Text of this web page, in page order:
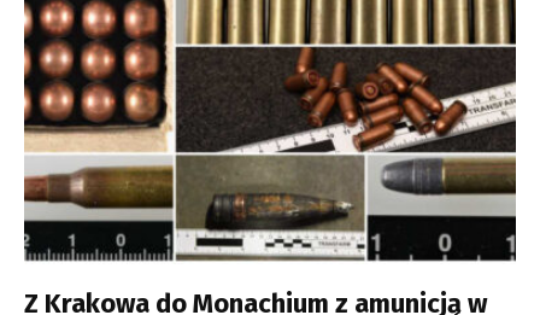
Z Krakowa do Monachium z amunicją w